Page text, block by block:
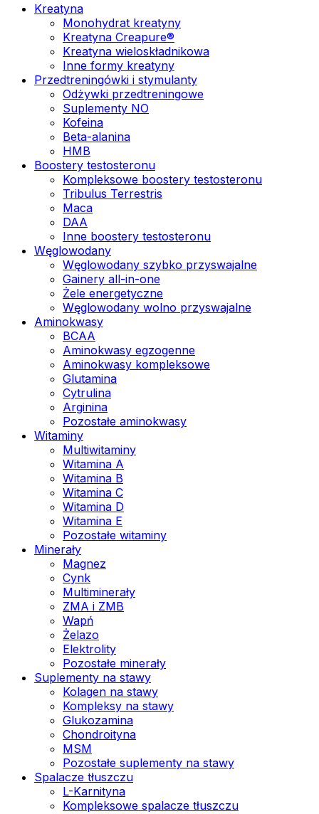
Kreatyna
Monohydrat kreatyny
Kreatyna Creapure®
Kreatyna wieloskładnikowa
Inne formy kreatyny
Przedtreningówki i stymulanty
Odżywki przedtreningowe
Suplementy NO
Kofeina
Beta-alanina
HMB
Boostery testosteronu
Kompleksowe boostery testosteronu
Tribulus Terrestris
Maca
DAA
Inne boostery testosteronu
Węglowodany
Węglowodany szybko przyswajalne
Gainery all-in-one
Żele energetyczne
Węglowodany wolno przyswajalne
Aminokwasy
BCAA
Aminokwasy egzogenne
Aminokwasy kompleksowe
Glutamina
Cytrulina
Arginina
Pozostałe aminokwasy
Witaminy
Multiwitaminy
Witamina A
Witamina B
Witamina C
Witamina D
Witamina E
Pozostałe witaminy
Minerały
Magnez
Cynk
Multiminerały
ZMA i ZMB
Wapń
Żelazo
Elektrolity
Pozostałe minerały
Suplementy na stawy
Kolagen na stawy
Kompleksy na stawy
Glukozamina
Chondroityna
MSM
Pozostałe suplementy na stawy
Spalacze tłuszczu
L-Karnityna
Kompleksowe spalacze tłuszczu